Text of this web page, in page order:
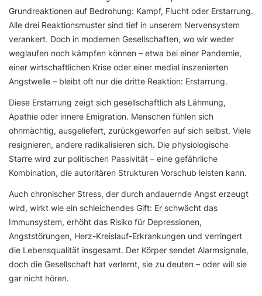
Grundreaktionen auf Bedrohung: Kampf, Flucht oder Erstarrung.
Alle drei Reaktionsmuster sind tief in unserem Nervensystem
verankert. Doch in modernen Gesellschaften, wo wir weder
weglaufen noch kämpfen können – etwa bei einer Pandemie,
einer wirtschaftlichen Krise oder einer medial inszenierten
Angstwelle – bleibt oft nur die dritte Reaktion: Erstarrung.
Diese Erstarrung zeigt sich gesellschaftlich als Lähmung,
Apathie oder innere Emigration. Menschen fühlen sich
ohnmächtig, ausgeliefert, zurückgeworfen auf sich selbst. Viele
resignieren, andere radikalisieren sich. Die physiologische
Starre wird zur politischen Passivität – eine gefährliche
Kombination, die autoritären Strukturen Vorschub leisten kann.
Auch chronischer Stress, der durch andauernde Angst erzeugt
wird, wirkt wie ein schleichendes Gift: Er schwächt das
Immunsystem, erhöht das Risiko für Depressionen,
Angststörungen, Herz-Kreislauf-Erkrankungen und verringert
die Lebensqualität insgesamt. Der Körper sendet Alarmsignale,
doch die Gesellschaft hat verlernt, sie zu deuten – oder will sie
gar nicht hören.